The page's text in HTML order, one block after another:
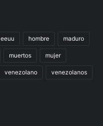
eeuu hombre maduro
muertos mujer
venezolano venezolanos